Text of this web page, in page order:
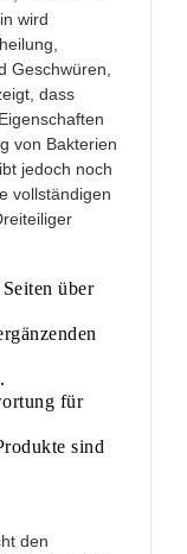
wird
Geschwüren,
dass
von Bakterien
jedoch noch
vollständigen
über
für
sind
den